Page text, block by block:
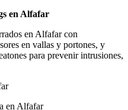
en Alfafar
en Alfafar con
en vallas y portones, y
para prevenir intrusiones,